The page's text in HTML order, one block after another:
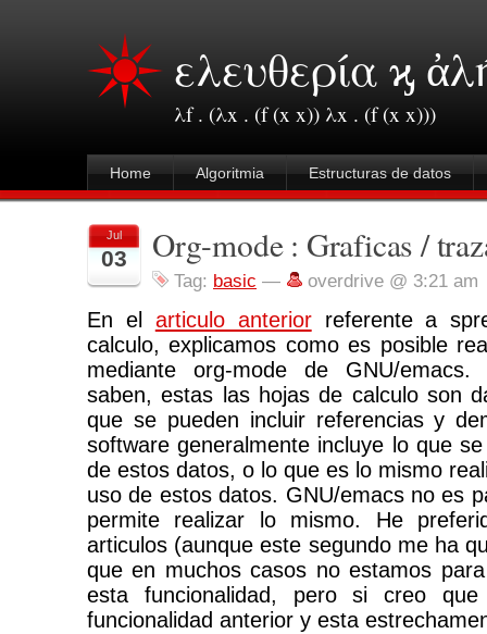
ελευθερία ϗ
λf . (λx . (f (x x)) λx . (f (x x)))
Home Algoritmia Estructuras de datos
Jul
03 Org-mode : Graficas /
Tag: basic — overdrive @ 3:21 am
En el articulo anteriorreferente a
calculo, explicamos como es posible
mediante org-mode de GNU/
saben, estas las hojas de calculo son
que se pueden incluir referencias y
software generalmente incluye lo que
de estos datos, o lo que es lo mismo
uso de estos datos. GNU/emacs no es
permite realizar lo mismo. He
articulos (aunque este segundo me ha
que en muchos casos no estamos
esta funcionalidad, pero si creo
funcionalidad anterior y esta